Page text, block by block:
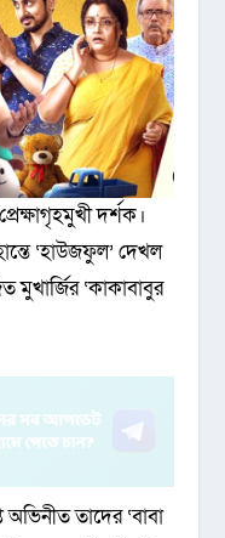
দর্শক।
‘হাউজফুল’ দেখল
মুখার্জির ‘কাকাবাবুর
তাদের ‘বাবা